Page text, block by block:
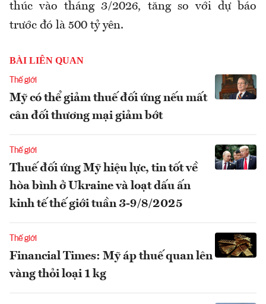
thúc vào tháng 3/2026, tăng so với dự báo
trước đó là 500 tỷ yên.
BÀI LIÊN QUAN
Thế giới
Mỹ có thể giảm thuế đối ứng nếu mất
cân đối thương mại giảm bớt
Thế giới
Thuế đối ứng Mỹ hiệu lực, tin tốt về
hòa bình ở Ukraine và loạt dấu ấn
kinh tế thế giới tuần 3-9/8/2025
Thế giới
Financial Times: Mỹ áp thuế quan lên
vàng thỏi loại 1 kg